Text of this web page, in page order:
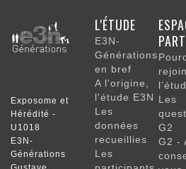
NAVIGATION
PRINCIPALE
L'ÉTUDE
E3N-
Générations
en bref
A l'origine,
l'étude E3N
Les
données
recueillies
Les
Les
G2
G2 -
Exposome et
Hérédité -
U1018
E3N-
Générations